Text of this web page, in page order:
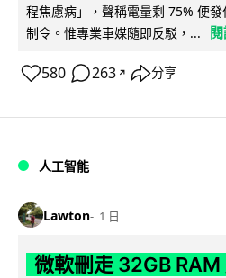
程焦慮病」，聲稱電量剩 75% 便
制令。惟專業車媒隨即反駁，...
580 263 ↗ 分享
人工智能
Lawton 1 日
微軟刪走 32GB RAM